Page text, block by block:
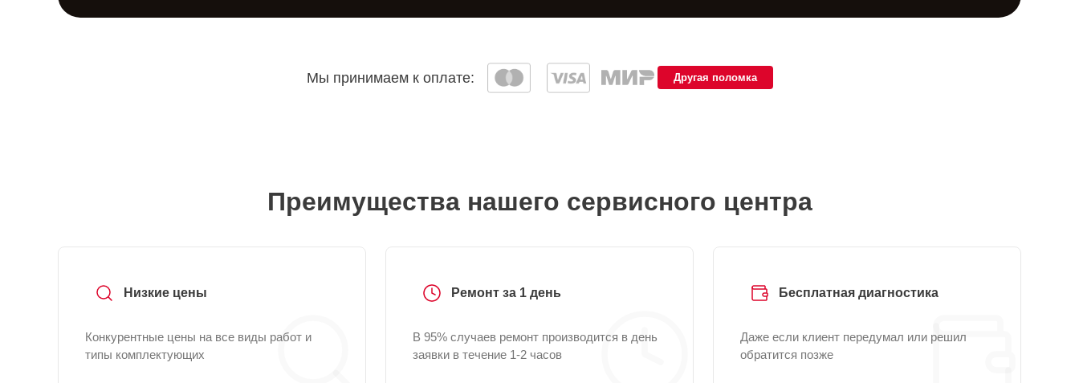
Мы принимаем к оплате: Другая поломка
Преимущества нашего сервисного центра
Низкие цены
Конкурентные цены на все виды работ и
типы комплектующих
Ремонт за 1 день
В 95% случаев ремонт производится в день
заявки в течение 1-2 часов
Бесплатная диагностика
Даже если клиент передумал или решил
обратится позже